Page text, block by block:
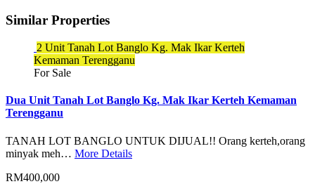
Similar Properties
2 Unit Tanah Lot Banglo Kg. Mak Ikar Kerteh
Kemaman Terengganu
For Sale
Dua Unit Tanah Lot Banglo Kg. Mak Ikar Kerteh Kemaman
Terengganu
TANAH LOT BANGLO UNTUK DIJUAL!! Orang kerteh,orang
minyak meh… More Details
RM400,000